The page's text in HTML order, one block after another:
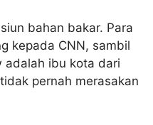
bahan bakar. Para
kepada CNN, sambil
adalah ibu kota dari
pernah merasakan